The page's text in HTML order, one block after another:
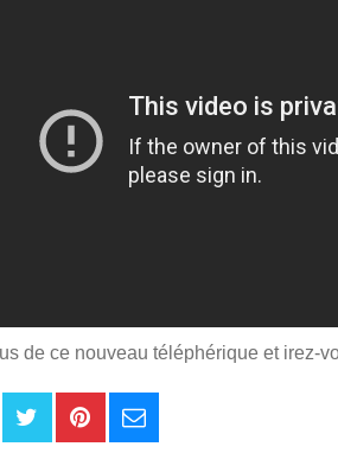
de ce nouveau téléphérique et irez-